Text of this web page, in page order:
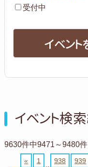
受付中
イベン
イベント検
9630件中9471～9480
« 1 938 939